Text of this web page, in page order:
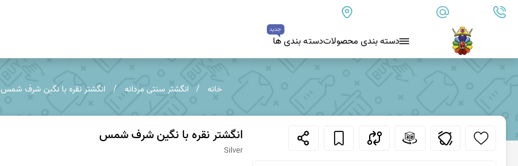
09179890157
info@goharanshop.com
دسته بندی محصولات
کلسدونی عقیق فردوس
دسته بندی ها
جدید
خانه انگشتر سنتی مردانه انگشتر نقره با نگین شرف شمس
انگشتر نقره با نگین شرف شمس
Silver